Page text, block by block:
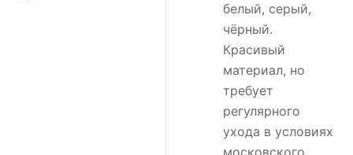
белый, серый,
чёрный.
Красивый
материал, но
требует
регулярного
ухода в условиях